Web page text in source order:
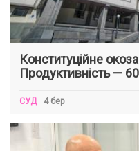
Конституційне
Продуктивність —
СУД 4 бер